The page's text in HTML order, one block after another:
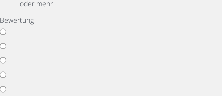
oder mehr
Bewertung